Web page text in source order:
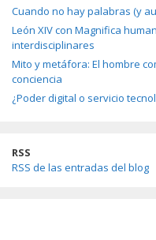
Cuando no hay palabras (y
León XIV con Magnifica
interdisciplinares
Mito y metáfora: El hombre
conciencia
¿Poder digital o servicio
RSS
RSS de las entradas del blog